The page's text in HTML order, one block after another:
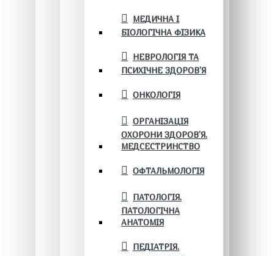
МЕДИЧНА І
БІОЛОГІЧНА ФІЗИКА
НЕВРОЛОГІЯ ТА
ПСИХІЧНЕ ЗДОРОВ’Я
ОНКОЛОГІЯ
ОРГАНІЗАЦІЯ
ОХОРОНИ ЗДОРОВ'Я.
МЕДСЕСТРИНСТВО
ОФТАЛЬМОЛОГІЯ
ПАТОЛОГІЯ.
ПАТОЛОГІЧНА
АНАТОМІЯ
ПЕДІАТРІЯ.